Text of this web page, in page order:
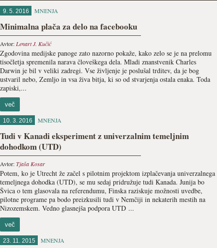
9. 5. 2016 MNENJA
Minimalna plača za delo na facebooku
Avtor: Lenart J. Kučić
Zgodovina medijske panoge zato nazorno pokaže, kako zelo se je na prelomu
tisočletja spremenila narava človeškega dela. Mladi znanstvenik Charles
Darwin je bil v veliki zadregi. Vse življenje je poslušal trditev, da je bog
ustvaril nebo, Zemljo in vsa živa bitja, ki so od stvarjenja ostala enaka. Toda
zapiski,...
več
10. 3. 2016 MNENJA
Tudi v Kanadi eksperiment z univerzalnim temeljnim
dohodkom (UTD)
Avtor:Tjaša Kosar
Potem, ko je Utrecht že začel s pilotnim projektom izplačevanja univerzalnega
temeljnega dohodka (UTD), se mu sedaj pridružuje tudi Kanada. Junija bo
Švica o tem glasovala na referendumu, Finska raziskuje možnosti uvedbe,
pilotne programe pa bodo preizkusili tudi v Nemčiji in nekaterih mestih na
Nizozemskem. Vedno glasnejša podpora UTD ...
več
23. 11. 2015 MNENJA